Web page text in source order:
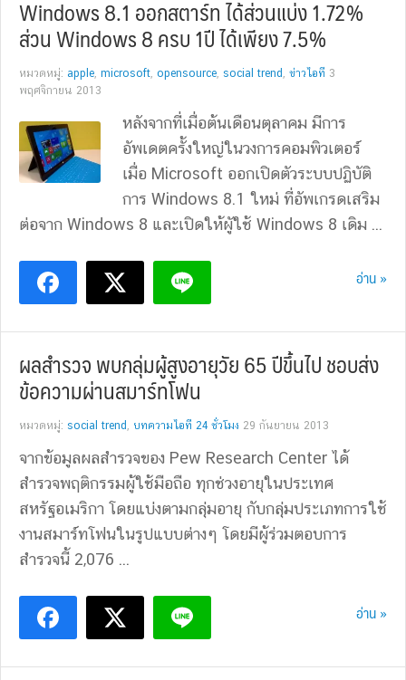
Windows 8.1 ออกสตาร์ท ได้ส่วนแบ่ง 1.72%
ส่วน Windows 8 ครบ 1ปี ได้เพียง 7.5%
หมวดหมู่: apple, microsoft, opensource, social trend , ข่าวไอที 3
พฤศจิกายน 2013
หลังจากที่เมื่อต้นเดือนตุลาคม มีการ
อัพเดตครั้งใหญ่ในวงการคอมพิวเตอร์
เมื่อ Microsoft ออกเปิดตัวระบบปฏิบัติ
การ Windows 8.1 ใหม่ ที่อัพเกรดเสริม
ต่อจาก Windows 8 และเปิดให้ผูัใช้ Windows 8 เดิม ...
อ่าน »
ผลสำรวจ พบกลุ่มผู้สูงอายุวัย 65 ปีขึ้นไป ชอบส่ง
ข้อความผ่านสมาร์ทโฟน
หมวดหมู่: social trend , บทความไอที 24 ชั่วโมง 29 กันยายน 2013
จากข้อมูลผลสำรวจของ Pew Research Center ได้
สำรวจพฤติกรรมผู้ใช้มือถือ ทุกช่วงอายุในประเทศ
สหรัฐอเมริกา โดยแบ่งตามกลุ่มอายุ กับกลุ่มประเภทการใช้
งานสมาร์ทโฟนในรูปแบบต่างๆ โดยมีผู้ร่วมตอบการ
สำรวจนี้ 2,076 ...
อ่าน »